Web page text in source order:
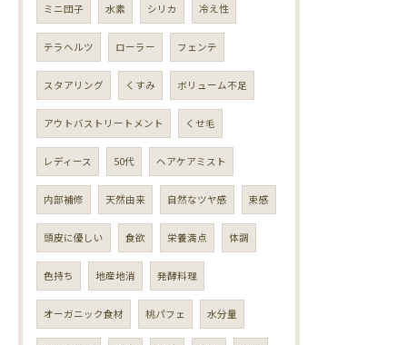
ミニ団子 水素 シリカ 冷え性
テラヘルツ ローラー フェンテ
スタアリング くすみ ボリューム不足
アウトバストリートメント くせ毛
レディース 50代 ヘアケアミスト
内部補修 天然由来 自然なツヤ感 束感
頭皮に優しい 食欲 栄養満点 体調
色持ち 地産地消 発酵料理
オーガニック食材 桃パフェ 水分量